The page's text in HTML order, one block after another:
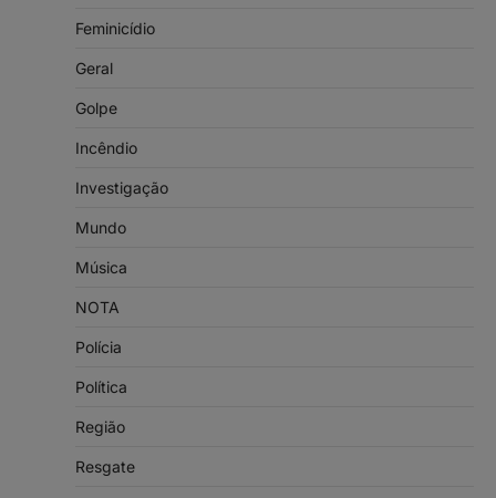
Feminicídio
Geral
Golpe
Incêndio
Investigação
Mundo
Música
NOTA
Polícia
Política
Região
Resgate